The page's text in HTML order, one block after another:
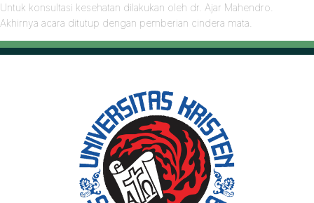
Untuk konsultasi kesehatan dilakukan oleh dr. Ajar Mahendro.
Akhirnya acara ditutup dengan pemberian cindera mata.